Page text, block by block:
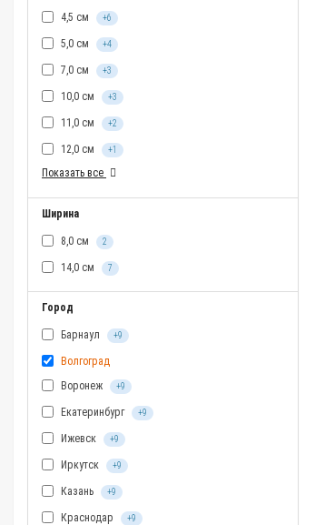
4,5 см +6
5,0 см +4
7,0 см +3
10,0 см +3
11,0 см +2
12,0 см +1
Показать все
Ширина
8,0 см 2
14,0 см 7
Город
Барнаул +9
Волгоград
Воронеж
+9
Екатеринбург +9
Ижевск +9
Иркутск +9
Казань +9
Краснодар +9